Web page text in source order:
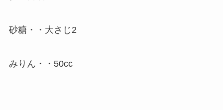
砂糖・・大さじ2
みりん・・50cc